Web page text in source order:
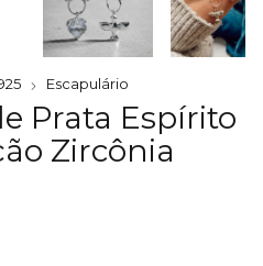
Escapulário
Prata Espírito
Zircônia